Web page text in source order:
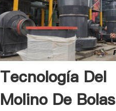
Tecnología Del
Molino De Bolas